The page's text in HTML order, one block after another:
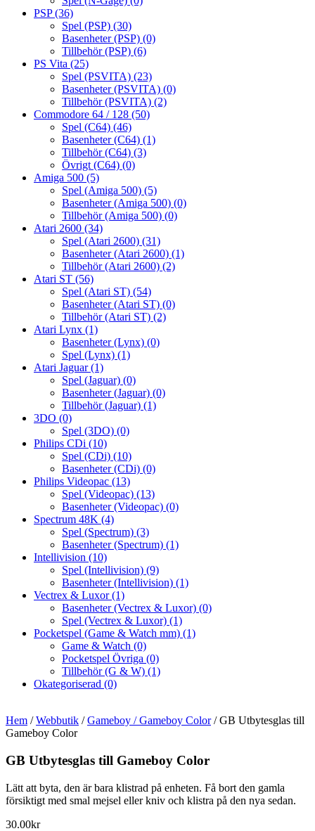
PSP(36)
Spel (PSP) (30)
Basenheter (PSP) (0)
Tillbehör (PSP) (6)
PS Vita (25)
Spel (PSVITA) (23)
Basenheter (PSVITA) (0)
Tillbehör (PSVITA) (2)
Commodore 64 / 128 (50)
Spel (C64) (46)
Basenheter (C64) (1)
Tillbehör (C64) (3)
Övrigt (C64) (0)
Amiga 500 (5)
Spel (Amiga 500) (5)
Basenheter (Amiga 500) (0)
Tillbehör (Amiga 500) (0)
Atari 2600 (34)
Spel (Atari 2600) (31)
Basenheter (Atari 2600) (1)
Tillbehör (Atari 2600) (2)
Atari ST (56)
Spel (Atari ST) (54)
Basenheter (Atari ST) (0)
Tillbehör (Atari ST) (2)
Atari Lynx (1)
Basenheter (Lynx) (0)
Spel (Lynx) (1)
Atari Jaguar(1)
Spel (Jaguar) (0)
Basenheter (Jaguar) (0)
Tillbehör (Jaguar) (1)
3DO (0)
Spel (3DO) (0)
Philips CDi (10)
Spel (CDi) (10)
Basenheter (CDi) (0)
Philips Videopac (13)
Spel (Videopac) (13)
Basenheter (Videopac) (0)
Spectrum 48K (4)
Spel (Spectrum) (3)
Basenheter (Spectrum) (1)
Intellivision (10)
Spel (Intellivision) (9)
Basenheter (Intellivision) (1)
Vectrex & Luxor(1)
Basenheter (Vectrex & Luxor) (0)
Spel (Vectrex & Luxor) (1)
Pocketspel (Game & Watch mm) (1)
Game & Watch (0)
Pocketspel Övriga (0)
Tillbehör (G & W) (1)
Okategoriserad (0)
Hem /Webbutik /Gameboy / Gameboy Color/ GB Utbytesglas till
Gameboy Color
GB Utbytesglas till Gameboy Color
Lätt att byta, den är bara klistrad på enheten. Få bort den gamla
försiktigt med smal mejsel eller kniv och klistra på den nya sedan.
30.00kr